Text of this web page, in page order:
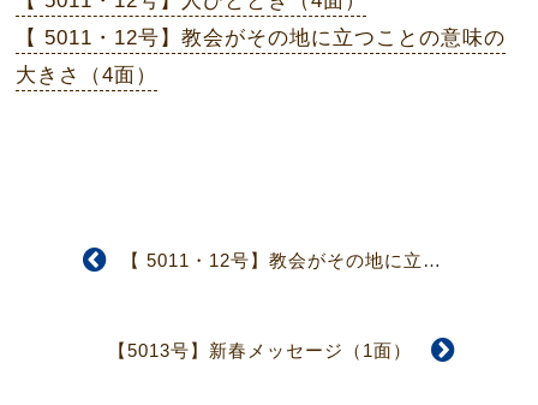
【 5011・12号】教会がその地に立つことの意味の
大きさ（4面）
【 5011・12号】教会がその地に立つことの意味の大きさ（4面）
【5013号】新春メッセージ（1面）